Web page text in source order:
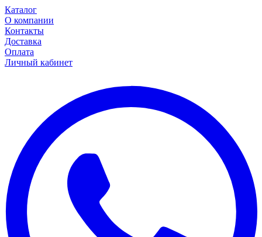
Каталог
О компании
Контакты
Доставка
Оплата
Личный кабинет